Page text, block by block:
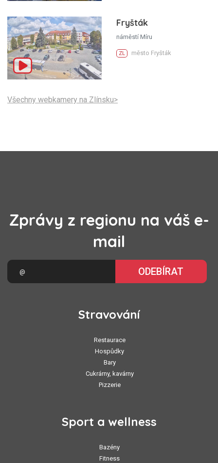
Fryšták
náměstí Míru
ZL město Fryšták
Všechny webkamery na Zlínsku>
Zprávy z regionu na váš e-
mail
ODEBÍRAT
Stravování
Restaurace
Hospůdky
Bary
Cukrárny, kavárny
Pizzerie
Sport a wellness
Bazény
Fitness